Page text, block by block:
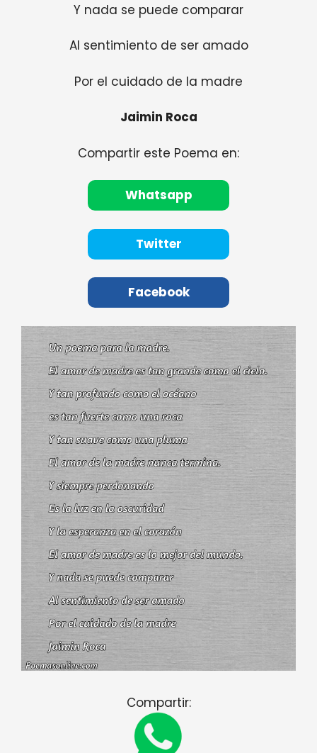
Y nada se puede comparar
Al sentimiento de ser amado
Por el cuidado de la madre
Jaimin Roca
Compartir este Poema en:
Whatsapp
Twitter
Facebook
Compartir: